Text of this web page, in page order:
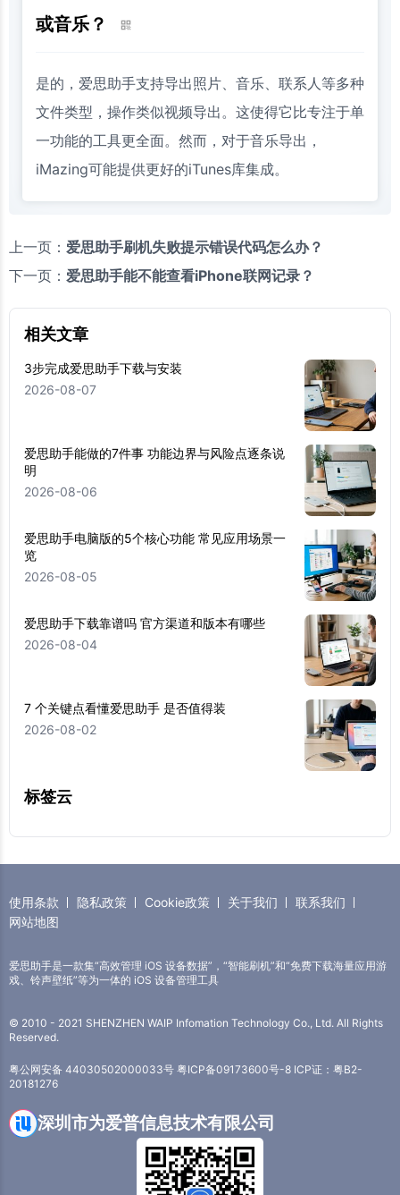
或音乐？
是的，爱思助手支持导出照片、音乐、联系人等多种
文件类型，操作类似视频导出。这使得它比专注于单
一功能的工具更全面。然而，对于音乐导出，
iMazing可能提供更好的iTunes库集成。
上一页： 爱思助手刷机失败提示错误代码怎么办？
下一页： 爱思助手能不能查看iPhone联网记录？
相关文章
3步完成爱思助手下载与安装
2026-08-07
爱思助手能做的7件事 功能边界与风险点逐条说
明
2026-08-06
爱思助手电脑版的5个核心功能 常见应用场景一
览
2026-08-05
爱思助手下载靠谱吗 官方渠道和版本有哪些
2026-08-04
7 个关键点看懂爱思助手 是否值得装
2026-08-02
标签云
使用条款 隐私政策 Cookie政策 关于我们
联系我们
网站地图
爱思助手是一款集“高效管理 iOS 设备数据”，“智能刷机”和“免费下载海量应用游
戏、铃声壁纸”等为一体的 iOS 设备管理工具
© 2010 - 2021 SHENZHEN WAIP Infomation Technology Co., Ltd. All Rights
Reserved.
粤公网安备 44030502000033号 粤ICP备09173600号-8 ICP证：粤B2-
20181276
深圳市为爱普信息技术有限公司